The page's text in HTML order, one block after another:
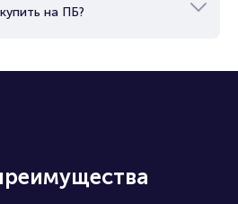
на ПБ?